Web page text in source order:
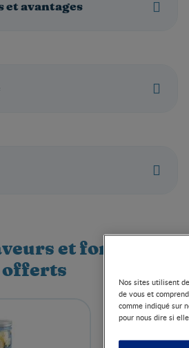
et avantages
et formats
offerts
Nos sites utilisent
de vous et
comme indiqué sur
pour nous dire si